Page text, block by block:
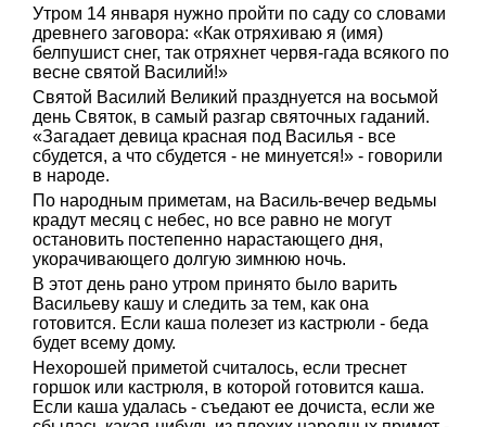
Утром 14 января нужно пройти по саду со словами
древнего заговора: «Как отряхиваю я (имя)
белпушист снег, так отряхнет червя-гада всякого по
весне святой Василий!»
Святой Василий Великий празднуется на восьмой
день Святок, в самый разгар святочных гаданий.
«Загадает девица красная под Василья - все
сбудется, а что сбудется - не минуется!» - говорили
в народе.
По народным приметам, на Василь-вечер ведьмы
крадут месяц с небес, но все равно не могут
остановить постепенно нарастающего дня,
укорачивающего долгую зимнюю ночь.
В этот день рано утром принято было варить
Васильеву кашу и следить за тем, как она
готовится. Если каша полезет из кастрюли - беда
будет всему дому.
Нехорошей приметой считалось, если треснет
горшок или кастрюля, в которой готовится каша.
Если каша удалась - съедают ее дочиста, если же